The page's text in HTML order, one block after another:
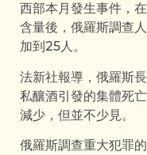
西部本月發生事件，
含量後，俄羅斯調查
加到25人。
法新社報導，俄羅斯
私釀酒引發的集體死
減少，但並不少見。
俄羅斯調查重大犯罪